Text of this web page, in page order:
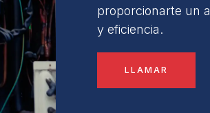
proporcionarte un
y eficiencia.
LLAMAR